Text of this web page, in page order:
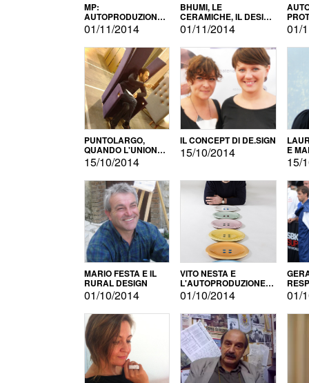
MP:
AUTOPRODUZIONE
E INNOVAZIONE
01/11/2014
BHUMI, LE
CERAMICHE, IL DESIGN
E L'AUTOPRODUZIONE
01/11/2014 01/
PUNTOLARGO,
QUANDO L'UNIONE
FA LA FORZA E
VINCE
15/10/2014
IL CONCEPT DI DE.SIGN
15/10/2014 E
15/
MARIO FESTA E IL
RURAL DESIGN
01/10/2014
VITO NESTA E
L'AUTOPRODUZIONE
COME RECUPERO DEI
SIMBOLI
01/10/2014 01/